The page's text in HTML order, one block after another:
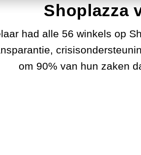
Shoplazza
had alle 56 winkels op
om 90% van hun zaken